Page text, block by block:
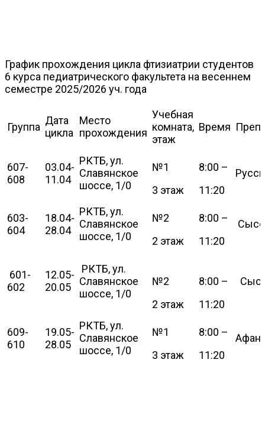
График прохождения цикла фтизиатрии студентов
6 курса педиатрического факультета на весеннем
семестре 2025/2026 уч. года
Группа
Дата
цикла
Место
прохождения
Учебная
комната,
этаж
Время
607-
608
03.04-
11.04
РКТБ, ул.
Славянское
шоссе, 1/0
№1
3 этаж
8:00 –
11:20
603-
604
18.04-
28.04
РКТБ, ул.
Славянское
шоссе, 1/0
№2
2 этаж
8:00 –
11:20
601-
602
12.05-
20.05
РКТБ, ул.
Славянское
шоссе, 1/0
№2
2 этаж
8:00 –
11:20
609-
610
19.05-
28.05
РКТБ, ул.
Славянское
шоссе, 1/0
№1
3 этаж
8:00 –
11:20